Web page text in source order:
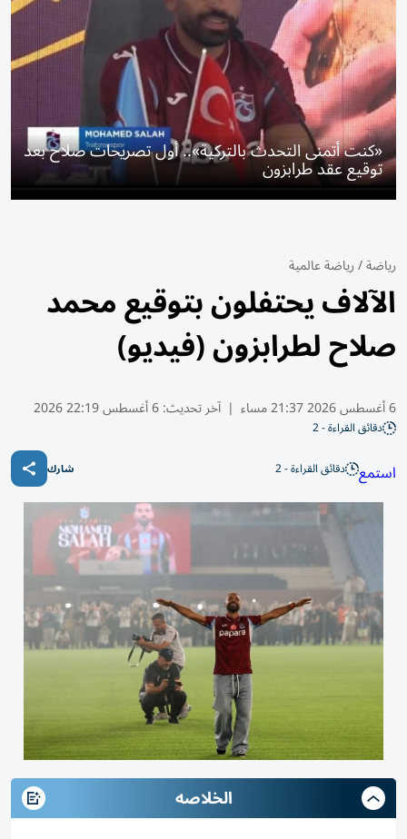
«كنت أتمنى التحدث بالتركية».. أول تصريحات صلاح بعد
توقيع عقد طرابزون
رياضة/رياضة عالمية
الآلاف يحتفلون بتوقيع محمد
صلاح لطرابزون (فيديو)
6 أغسطس 2026 21:37 مساء | آخر تحديث:6 أغسطس 22:19 2026
دقائق القراءة - 2
استمع دقائق القراءة - 2 شارك
الخلاصه